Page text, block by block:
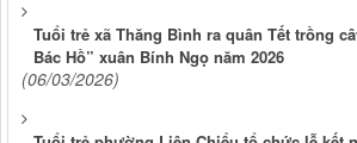
Tuổi trẻ xã Thăng Bình ra quân Tết trồng
Bác Hồ” xuân Bính Ngọ năm 2026
(06/03/2026)